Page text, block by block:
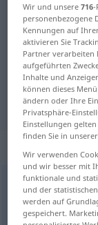
Deutsch-
Massenartikelm
Übersicht
Wir und unsere716-
personenbezogene
Kennungen auf
aktivieren Sie
Partner verarbeiten
aufgeführten
Inhalte und
können dieses
ändern oder Ihre
Privatsphäre-
Einstellungen
finden Sie in
Wir verwenden
und wir besser mit
funktionale und
und der
werden auf
gespeichert.